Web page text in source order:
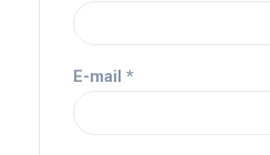
E-mail *